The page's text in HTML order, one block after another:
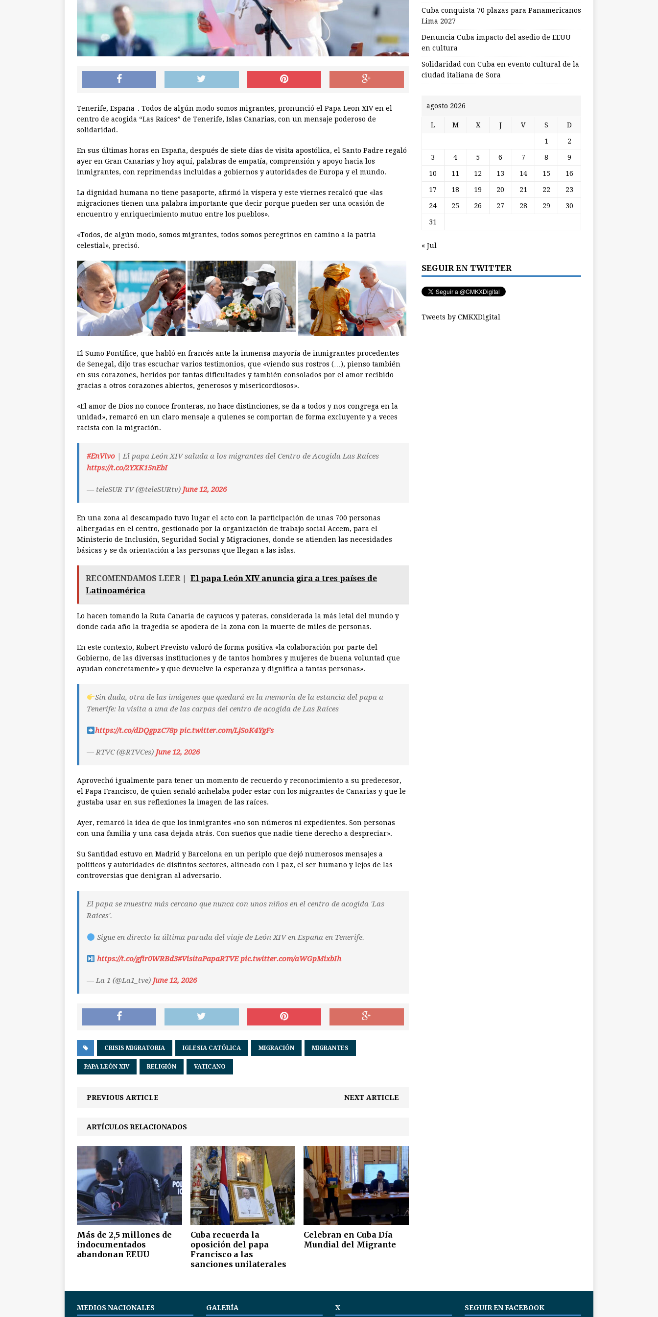
Tenerife, España-. Todos de algún modo somos migrantes, pronunció el Papa Leon XIV en el
centro de acogida “Las Raíces” de Tenerife, Islas Canarias, con un mensaje poderoso de
solidaridad.
En sus últimas horas en España, después de siete días de visita apostólica, el Santo Padre regaló
ayer en Gran Canarias y hoy aquí, palabras de empatía, comprensión y apoyo hacia los
inmigrantes, con reprimendas incluidas a gobiernos y autoridades de Europa y el mundo.
La dignidad humana no tiene pasaporte, afirmó la víspera y este viernes recalcó que «las
migraciones tienen una palabra importante que decir porque pueden ser una ocasión de
encuentro y enriquecimiento mutuo entre los pueblos».
«Todos, de algún modo, somos migrantes, todos somos peregrinos en camino a la patria
celestial», precisó.
El Sumo Pontífice, que habló en francés ante la inmensa mayoría de inmigrantes procedentes
de Senegal, dijo tras escuchar varios testimonios, que «viendo sus rostros (…), pienso también
en sus corazones, heridos por tantas dificultades y también consolados por el amor recibido
gracias a otros corazones abiertos, generosos y misericordiosos».
«El amor de Dios no conoce fronteras, no hace distinciones, se da a todos y nos congrega en la
unidad», remarcó en un claro mensaje a quienes se comportan de forma excluyente y a veces
racista con la migración.
#EnVivo | El papa León XIV saluda a los migrantes del Centro de Acogida Las Raíces
https://t.co/2YXK15nEbI
— teleSUR TV (@teleSURtv) June 12, 2026
En una zona al descampado tuvo lugar el acto con la participación de unas 700 personas
albergadas en el centro, gestionado por la organización de trabajo social Accem, para el
Ministerio de Inclusión, Seguridad Social y Migraciones, donde se atienden las necesidades
básicas y se da orientación a las personas que llegan a las islas.
RECOMENDAMOS LEER |
El papa León XIV anuncia gira a tres países de
Latinoamérica
Lo hacen tomando la Ruta Canaria de cayucos y pateras, considerada la más letal del mundo y
donde cada año la tragedia se apodera de la zona con la muerte de miles de personas.
En este contexto, Robert Previsto valoró de forma positiva «la colaboración por parte del
Gobierno, de las diversas instituciones y de tantos hombres y mujeres de buena voluntad que
ayudan concretamente» y que devuelve la esperanza y dignifica a tantas personas».
Sin duda, otra de las imágenes que quedará en la memoria de la estancia del papa a
Tenerife: la visita a una de las carpas del centro de acogida de Las Raíces
https://t.co/dDQgpzC78p pic.twitter.com/LjSoK4YgFs
— RTVC (@RTVCes) June 12, 2026
Aprovechó igualmente para tener un momento de recuerdo y reconocimiento a su predecesor,
el Papa Francisco, de quien señaló anhelaba poder estar con los migrantes de Canarias y que le
gustaba usar en sus reflexiones la imagen de las raíces.
Ayer, remarcó la idea de que los inmigrantes «no son números ni expedientes. Son personas
con una familia y una casa dejada atrás. Con sueños que nadie tiene derecho a despreciar».
Su Santidad estuvo en Madrid y Barcelona en un periplo que dejó numerosos mensajes a
políticos y autoridades de distintos sectores, alineado con l paz, el ser humano y lejos de las
controversias que denigran al adversario.
El papa se muestra más cercano que nunca con unos niños en el centro de acogida 'Las
Raíces'.
Sigue en directo la última parada del viaje de León XIV en España en Tenerife.
https://t.co/gfir0WRBd3#VisitaPapaRTVE pic.twitter.com/aWGpMixbIh
— La 1 (@La1_tve) June 12, 2026
CRISIS MIGRATORIA IGLESIA CATÓLICA MIGRACIÓN MIGRANTES
PAPA LEÓN XIV RELIGIÓN VATICANO
PREVIOUS ARTICLE NEXT ARTICLE
ARTÍCULOS RELACIONADOS
Más de 2,5 millones de
indocumentados
abandonan EEUU
Cuba recuerda la
oposición del papa
Francisco a las
sanciones unilaterales
Celebran en Cuba Día
Mundial del Migrante
Cuba conquista 70 plazas para Panamericanos
Lima 2027
Denuncia Cuba impacto del asedio de EEUU
en cultura
Solidaridad con Cuba en evento cultural de la
ciudad italiana de Sora
agosto 2026
L M X J V S D
1 2
3 4 5 6 7 8 9
10 11 12 13 14 15 16
17 18 19 20 21 22 23
24 25 26 27 28 29 30
31
« Jul
SEGUIR EN TWITTER
Tweets by CMKXDigital
MEDIOS NACIONALES GALERÍA X SEGUIR EN FACEBOOK